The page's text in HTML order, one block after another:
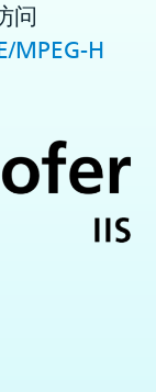
问
MPEG-H